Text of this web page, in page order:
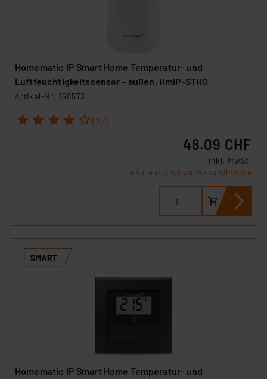
Homematic IP Smart Home Temperatur- und
Luftfeuchtigkeitssensor – außen, HmIP-STHO
Artikel-Nr. 150573
1 2 3 4 5 (23)
48.09 CHF
inkl. MwSt.
Informationen zu Versandkosten
Homematic IP Smart Home Temperatur- und